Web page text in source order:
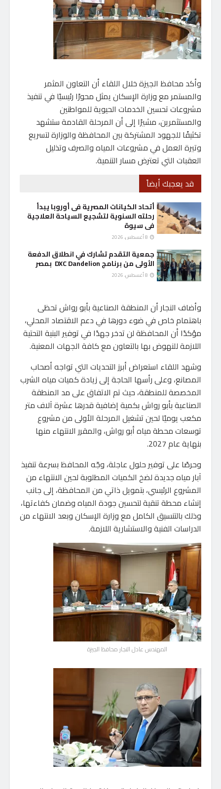
وأكد محافظ الجيزة خلال اللقاء أن التعاون المثمر
والمستمر مع وزارة الإسكان يمثل محورًا رئيسيًا في تنفيذ
مشروعات تحسين الخدمات الحيوية للمواطنين
والمستثمرين، مشيرًا إلى أن المرحلة القادمة ستشهد
تكثيفًا للجهود المشتركة بين المحافظة والوزارة لتسريع
وتيرة العمل في مشروعات المياه والصرف وتذليل
العقبات التي تعترض مسار التنمية.
قد يعجبك أيضاً
أتحاد الكيانات المصرية فى أوروبا يبدأ
رحلته السنوية لتشجيع السياحة العلاجية
فى سيوة
جمعية التقدم تشارك في انطلاق الدفعة
الأولى من برنامج DXC Dandelion بمصر
وأضاف النجار أن المنطقة الصناعية بأبو رواش تحظى
باهتمام خاص في ضوء دورها في دعم الاقتصاد المحلي،
مؤكدًا أن المحافظة لن تدخر جهدًا في توفير البنية التحتية
اللازمة للنهوض بها بالتعاون مع كافة الجهات المعنية.
وشهد اللقاء استعراض أبرز التحديات التي تواجه أصحاب
المصانع، وعلى رأسها الحاجة إلى زيادة كميات مياه الشرب
المخصصة للمنطقة، حيث تم الاتفاق على مد المنطقة
الصناعية بأبو رواش بكمية إضافية قدرها عشرة آلاف متر
مكعب يوميًا لحين تشغيل المرحلة الأولى من مشروع
توسعات محطة مياه أبو رواش، والمقرر الانتهاء منها
بنهاية عام 2027.
وحرصًا على توفير حلول عاجلة، وجّه المحافظ بسرعة تنفيذ
آبار مياه جديدة لضخ الكميات المطلوبة لحين الانتهاء من
المشروع الرئيسي، بتمويل ذاتي من المحافظة، إلى جانب
إنشاء محطة تنقية لتحسين جودة المياه وضمان كفاءتها،
وذلك بالتنسيق الكامل مع وزارة الإسكان وبعد الانتهاء من
الدراسات الفنية والاستشارية اللازمة.
المهندس عادل النجار محافظ الجيزة